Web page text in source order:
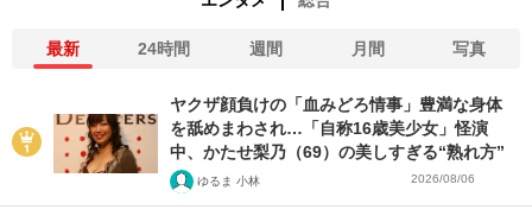
最新 24時間 週間 月間 写真
ヤクザ顔負けの「血みどろ情事」豊満な身体
を舐めまわされ…「自称16歳美少女」怪演
中、かたせ梨乃（69）の美しすぎる“熟れ方”
ゆるま 小林 2026/08/06